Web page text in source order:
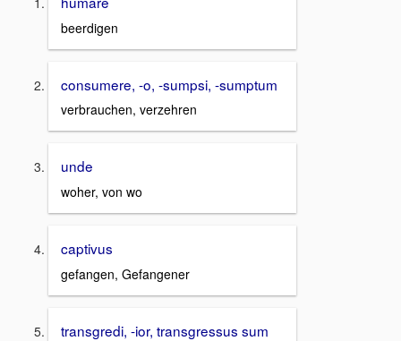
beerdigen
consumere, -o, -sumpsi, -sumptum
verbrauchen, verzehren
unde
woher, von wo
captivus
gefangen, Gefangener
transgredi, -ior, transgressus sum